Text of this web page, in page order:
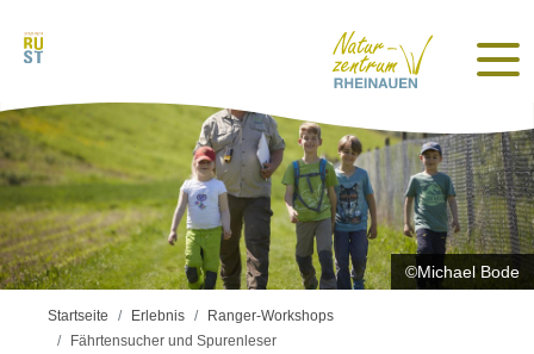
©Michael Bode
Startseite Erlebnis
Ranger-Workshops
Fährtensucher und Spurenleser